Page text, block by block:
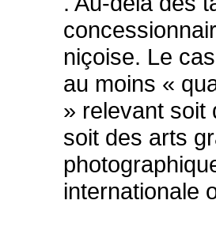
niçoise. Le
au moins «
» relevant soit
soit des arts
internationale